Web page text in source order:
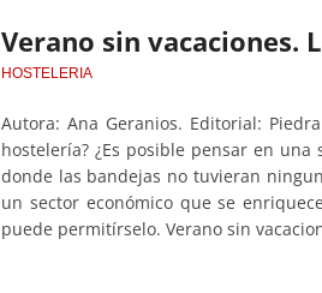
Verano sin vacaciones.
HOSTELERIA
Autora: Ana Geranios. Editorial:
hostelería? ¿Es posible pensar en
donde las bandejas no tuvieran
un sector económico que se
puede permitírselo. Verano sin